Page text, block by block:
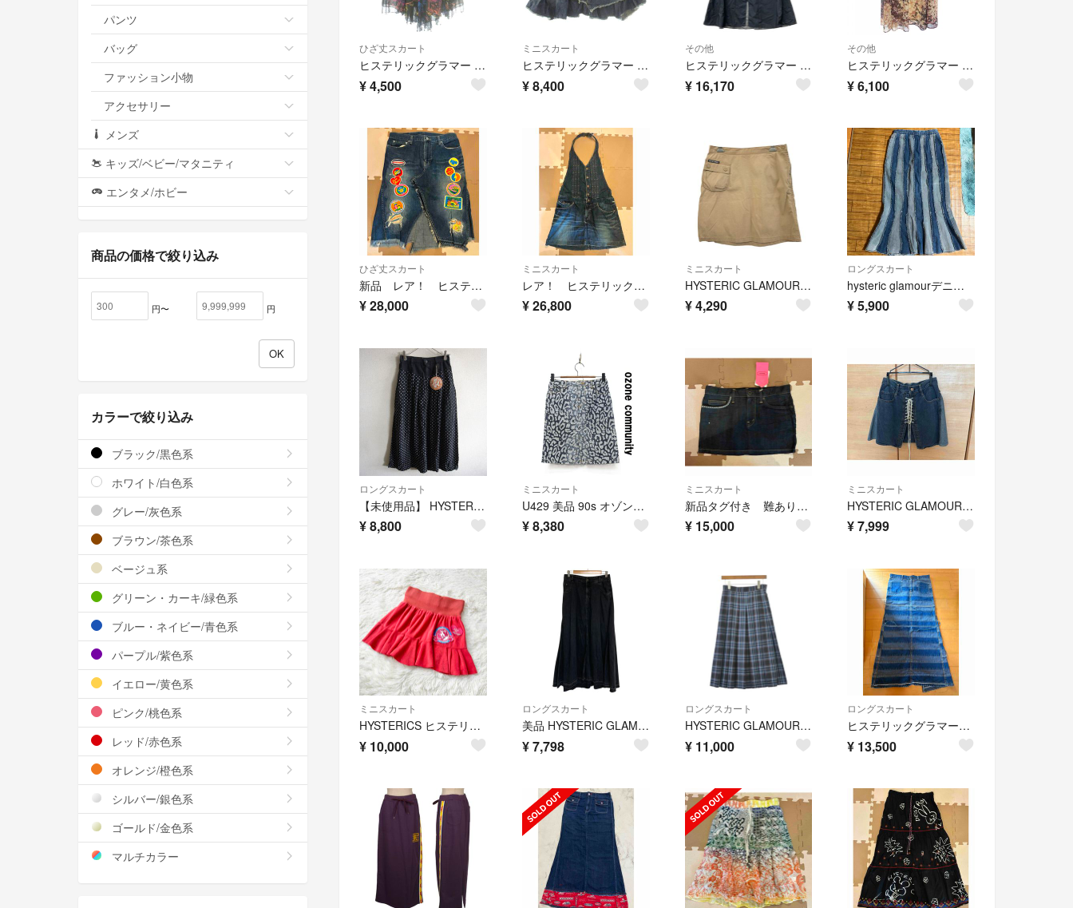
ひざ丈スカート
ヒステリックグラマー 総柄シアースカート フレア 膝丈 F マルチカラー 黒
¥4,500
ミニスカート
ヒステリックグラマー デニム フリル ミニスカート フレア M 紺 ネイビー
¥8,400
その他
ヒステリックグラマー ミモレ丈フレアスカート レディース SIZE F (M) HYSTERIC GLAMOUR
¥ 16,170
その他
ヒステリックグラマー HYSTERIC GLAMOUR スカート
¥6,100
ひざ丈スカート
新品 レア！ ヒステリックグラマー ワッペン付き デニムスカート
¥28,000
ミニスカート
レア！ ヒステリックグラマー ホルターネック サロペットデニムスカート
¥26,800
ミニスカート
HYSTERIC GLAMOUR/ヒステリックグラマー/ミニスカート/ベージュ/サイズS/レディース/FC3701
¥4,290
ロングスカート
hysteric glamourデニムスカート
¥5,900
ロングスカート
【未使用品】 HYSTERIC GLAMOUR【ドット レーヨン デニム 切替 スカート】S ヒステリックグラマー Y2K 26070160
¥8,800
ミニスカート
U429 美品 90s オゾンコミュニティ デニムミニスカート レオパード柄 S
¥8,380
ミニスカート
新品タグ付き 難あり ヒステリックグラマー ヒステリックス デニムミニスカート
¥ 15,000
ミニスカート
HYSTERIC GLAMOUR ミニスカート DENIM デニム Aライン
¥7,999
ミニスカート
HYSTERICS ヒステリックグラマー ワッペン ミニスカート y2k
¥ 10,000
ロングスカート
美品 HYSTERIC GLAMOUR ヒステリックグラマー USED加工デニム フレアスカート サイズM ブラック レディース 古着 中古 USED
¥7,798
ロングスカート
HYSTERIC GLAMOUR ロング・マキシ丈スカート S 黒 【古着】【中古】【送料無料】
¥ 11,000
ロングスカート
ヒステリックグラマーウミヘビつぎはぎデニムロンスカM
¥ 13,500
パンツ
バッグ
ファッション小物
アクセサリー
メンズ
キッズ/ベビー/マタニティ
エンタメ/ホビー
商品の価格で絞り込み
円〜 円
カラーで絞り込み
ブラック/黒色系
ホワイト/白色系
グレー/灰色系
ブラウン/茶色系
ベージュ系
グリーン・カーキ/緑色系
ブルー・ネイビー/青色系
パープル/紫色系
イエロー/黄色系
ピンク/桃色系
レッド/赤色系
オレンジ/橙色系
シルバー/銀色系
ゴールド/金色系
マルチカラー